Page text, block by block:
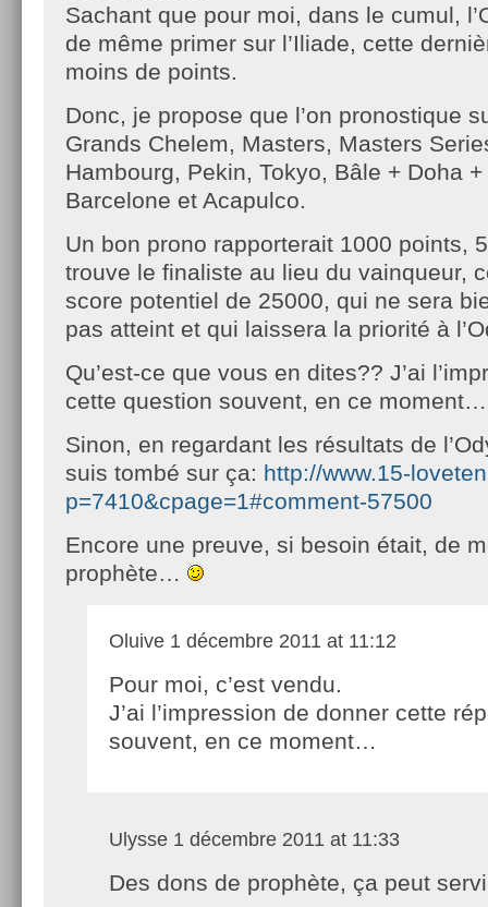
Sachant que pour moi, dans le cumul,
de même primer sur l’Iliade, cette
moins de points.
Donc, je propose que l’on pronostique
Grands Chelem, Masters, Masters
Hambourg, Pekin, Tokyo, Bâle + Doha
Barcelone et Acapulco.
Un bon prono rapporterait 1000 points,
trouve le finaliste au lieu du vainqueur,
score potentiel de 25000, qui ne sera
pas atteint et qui laissera la priorité à
Qu’est-ce que vous en dites?? J’ai
cette question souvent, en ce moment…
Sinon, en regardant les résultats de
suis tombé sur ça: http://www.15-
p=7410&cpage=1#comment-57500
Encore une preuve, si besoin était, de
prophète…
Oluive 1 décembre 2011 at 11:12
Pour moi, c’est vendu.
J’ai l’impression de donner cette
souvent, en ce moment…
Ulysse 1 décembre 2011 at 11:33
Des dons de prophète, ça peut